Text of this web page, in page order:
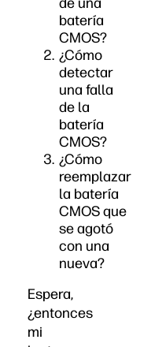
batería
CMOS?
¿Cómo
detectar
una falla
de la
batería
CMOS?
¿Cómo
reemplazar
la batería
CMOS que
se agotó
con una
nueva?
Espera,
¿entonces
mi